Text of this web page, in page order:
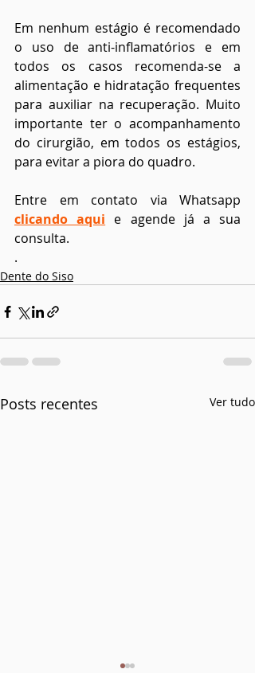
Em nenhum estágio é recomendado
o uso de anti-inflamatórios e em
todos os casos recomenda-se a
alimentação e hidratação frequentes
para auxiliar na recuperação. Muito
importante ter o acompanhamento
do cirurgião, em todos os estágios,
para evitar a piora do quadro.
clicando aqui e agende já a sua
consulta.
.
Dente do Siso
Posts recentes Ver tudo